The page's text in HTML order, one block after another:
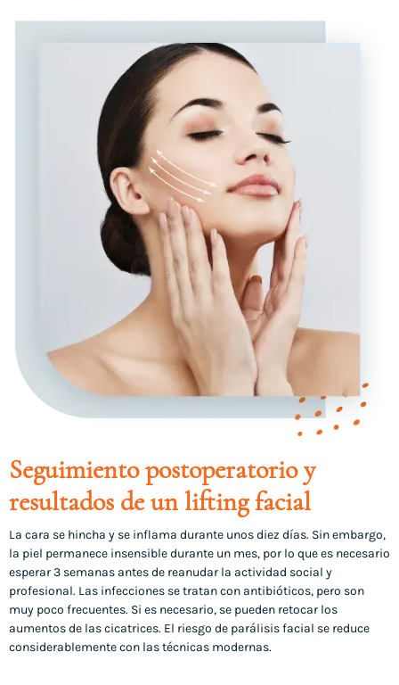
Seguimiento postoperatorio y
resultados de un lifting facial
La cara se hincha y se inflama durante unos diez días. Sin embargo,
la piel permanece insensible durante un mes, por lo que es necesario
esperar 3 semanas antes de reanudar la actividad social y
profesional. Las infecciones se tratan con antibióticos, pero son
muy poco frecuentes. Si es necesario, se pueden retocar los
aumentos de las cicatrices. El riesgo de parálisis facial se reduce
considerablemente con las técnicas modernas.